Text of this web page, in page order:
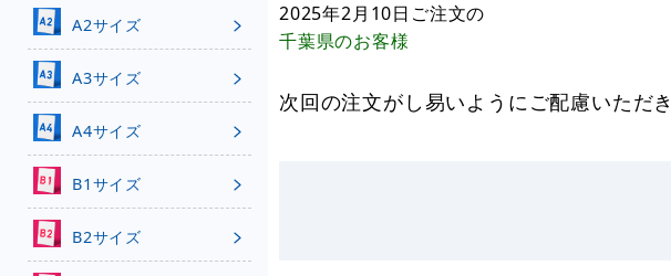
2025年2月10日 ご注文の
千葉県のお客様
次回の注文がし易いようにご配慮いただ
A2サイズ
A3サイズ
A4サイズ
B1サイズ
B2サイズ